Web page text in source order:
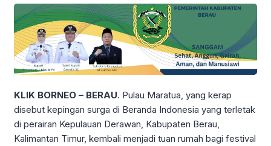
KLIK BORNEO – BERAU. Pulau Maratua, yang kerap
disebut kepingan surga di Beranda Indonesia yang terletak
di perairan Kepulauan Derawan, Kabupaten Berau,
Kalimantan Timur, kembali menjadi tuan rumah bagi festival